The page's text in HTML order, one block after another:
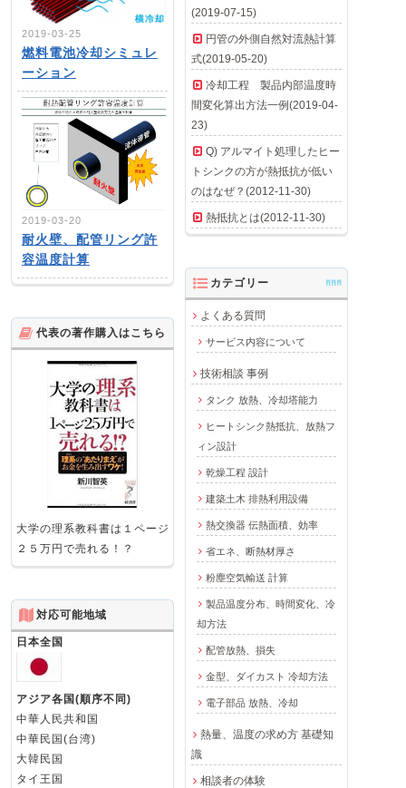
2019-03-25
燃料電池冷却シミュレ
ーション
2019-03-20
耐火壁、配管リング許
容温度計算
(2019-07-15)
円管の外側自然対流熱計算
式(2019-05-20)
冷却工程 製品内部温度時
間変化算出方法一例(2019-04-
23)
Q) アルマイト処理したヒー
トシンクの方が熱抵抗が低い
のはなぜ？(2012-11-30)
熱抵抗とは(2012-11-30)
カテゴリー AAA
よくある質問
サービス内容について
技術相談 事例
タンク 放熱、冷却塔能力
ヒートシンク熱抵抗、放熱フ
ィン設計
乾燥工程 設計
建築土木 排熱利用設備
熱交換器 伝熱面積、効率
省エネ、断熱材厚さ
粉塵空気輸送 計算
製品温度分布、時間変化、冷
却方法
配管放熱、損失
金型、ダイカスト 冷却方法
電子部品 放熱、冷却
熱量、温度の求め方 基礎知
識
相談者の体験
代表の著作購入はこちら
大学の理系教科書は１ページ
２５万円で売れる！？
対応可能地域
日本全国
アジア各国(順序不同)
中華人民共和国
中華民国(台湾)
大韓民国
タイ王国